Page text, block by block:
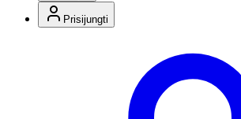
Prisijungti